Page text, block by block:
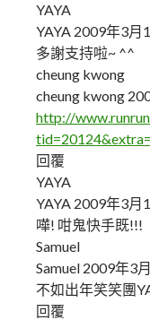
YAYA
YAYA 2009年3月
多謝支持啦~ ^^
cheung kwong
cheung kwong
http://
回覆
YAYA
YAYA 2009年3月
嘩! 咁鬼快手既!!!
Samuel
Samuel 2009年3
不如出年笑笑團
回覆